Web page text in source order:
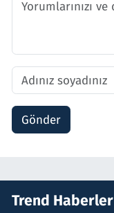
Gönder
Trend Haberler